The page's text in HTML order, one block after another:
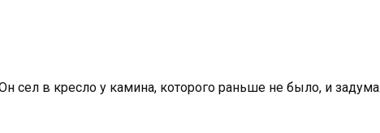
сел в кресло у камина, которого раньше не было, и